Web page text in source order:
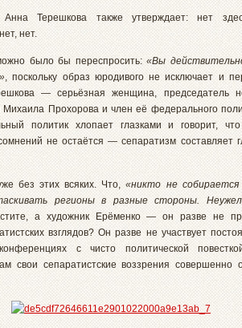
Терешкова также утверждает: нет
нет.
было бы переспросить:«Вы
, поскольку образ юродивого не исключает и
— серьёзная женщина, председатель
Михаила Прохорова и член её федерального
политик хлопает глазками и говорит,
не остаётся — сепаратизм составляет
без этих всяких. Что,«никто не
регионы в разные стороны.
а художник Ерёменко — он разве не
взглядов? Он разве не участвует
с чисто политической
свои сепаратистские воззрения совершенно